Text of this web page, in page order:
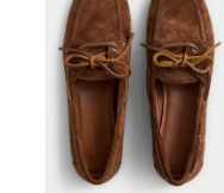
体温计